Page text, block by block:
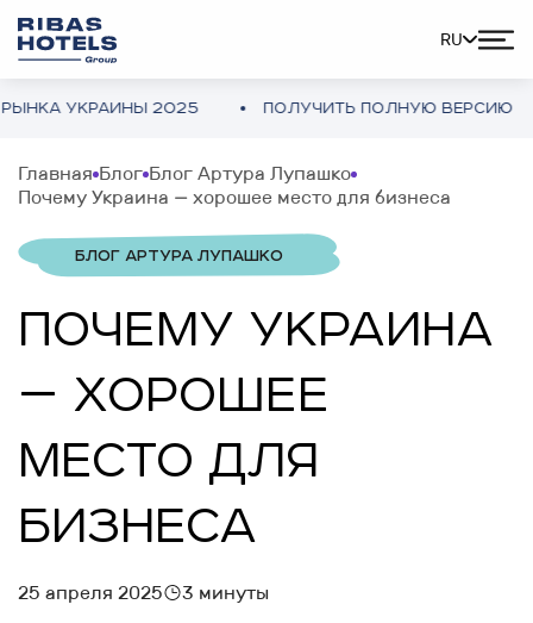
RU
УКРАИНЫ 2025 ПОЛУЧИТЬ ПОЛНУЮ ВЕРСИЮ
Главная Блог Блог Артура Лупашко
Почему Украина — хорошее место для бизнеса
БЛОГ АРТУРА ЛУПАШКО
ПОЧЕМУ УКРАИНА
— ХОРОШЕЕ
МЕСТО ДЛЯ
БИЗНЕСА
25 апреля 2025 3 минуты